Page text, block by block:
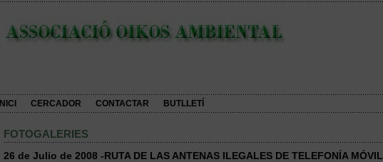
INICI CERCADOR CONTACTAR BUTLLETÍ
FOTOGALERIES
26 de Julio de 2008 -RUTA DE LAS ANTENAS ILEGALES DE TELEFONÍA MÓVIL